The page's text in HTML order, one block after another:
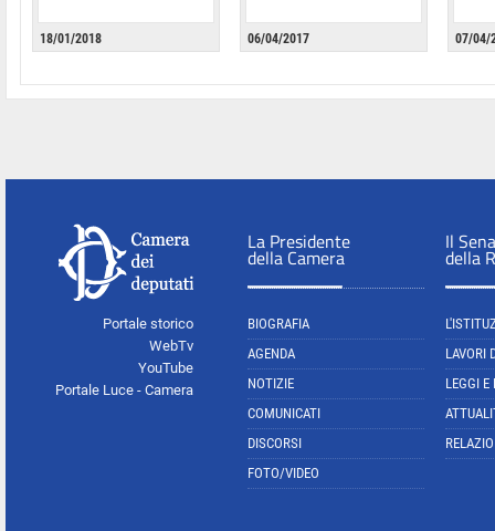
18/01/2018 06/04/2017 07/04/
Portale storico
WebTv
YouTube
Portale Luce - Camera
La Presidente
della Camera
BIOGRAFIA
AGENDA
NOTIZIE
COMUNICATI
DISCORSI
FOTO/VIDEO
Il
della
LAVORI
LEGGI E